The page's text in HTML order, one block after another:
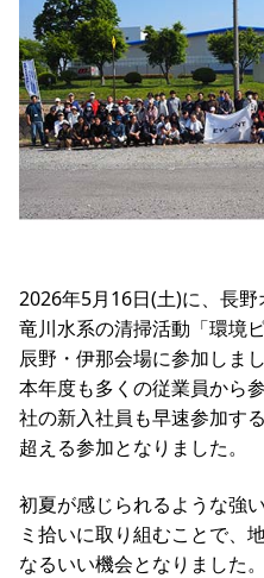
2026年5月16日(土)に、長
竜川水系の清掃活動「環境
辰野・伊那会場に参加しまし
本年度も多くの従業員から
社の新入社員も早速参加す
超える参加となりました。
初夏が感じられるような強
ミ拾いに取り組むことで、
なるいい機会となりました。